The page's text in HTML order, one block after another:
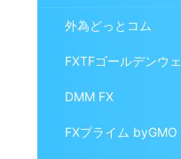
外為どっとコム
FXTFゴールデンウ
DMM FX
FXプライム byGMO